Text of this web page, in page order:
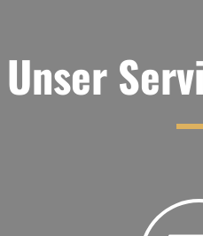
Unser